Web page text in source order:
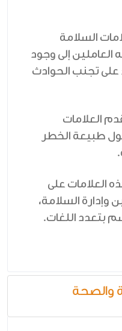
السلامة
العاملين إلى وجود
تجنب الحوادث
العلامات
طبيعة الخطر
العلامات على
وإدارة السلامة،
بتعدد اللغات.
والصحة